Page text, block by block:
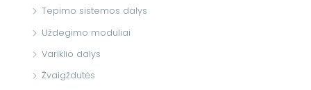
Tepimo sistemos dalys
Uždegimo moduliai
Variklio dalys
Žvaigždutės